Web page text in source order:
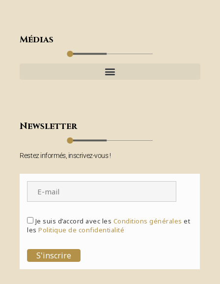
Médias
Newsletter
Restez informés, inscrivez-vous !
Je suis d’accord avec les Conditions générales et
lesPolitique de confidentialité
S'inscrire